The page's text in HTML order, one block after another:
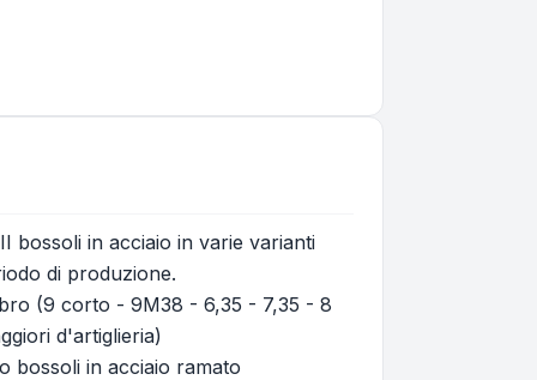
bossoli in acciaio in varie varianti
di produzione.
(9 corto - 9M38 - 6,35 - 7,35 - 8
d'artiglieria)
bossoli in acciaio ramato